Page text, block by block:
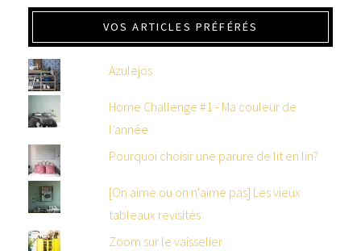
VOS ARTICLES PRÉFÉRÉS
Azulejos
Home Challenge #1 - Ma couleur de
l’année
Pourquoi choisir une parure de lit en lin?
[On aime ou on n'aime pas] Les vieux
tableaux revisités
Zoom sur le vaisselier